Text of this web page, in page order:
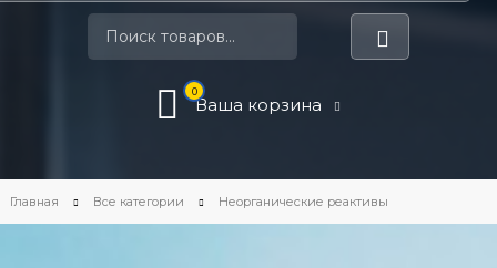
0
Ваша корзина
Главная Все категории Неорганические реактивы